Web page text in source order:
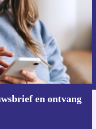
en ontvang
vind je in ons